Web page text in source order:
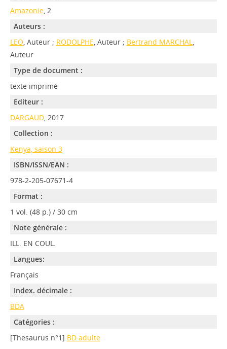
Amazonie, 2
Auteurs :
LEO, Auteur ; RODOLPHE, Auteur ; Bertrand MARCHAL,
Auteur
Type de document :
texte imprimé
Editeur :
DARGAUD, 2017
Collection :
Kenya, saison 3
ISBN/ISSN/EAN :
978-2-205-07671-4
Format :
1 vol. (48 p.) / 30 cm
Note générale :
ILL. EN COUL.
Langues:
Français
Index. décimale :
BDA
Catégories :
[Thesaurus n°1] BD adulte